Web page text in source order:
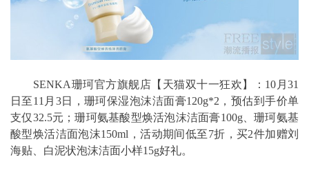
SENKA珊珂官方旗舰店【天猫双十一狂欢】：10月31
日至11月3日，珊珂保湿泡沫洁面膏120g*2，预估到手价单
支仅32.5元；珊珂氨基酸型焕活泡沫洁面膏100g、珊珂氨基
酸型焕活洁面泡沫150ml，活动期间低至7折，买2件加赠刘
海贴、白泥状泡沫洁面小样15g好礼。